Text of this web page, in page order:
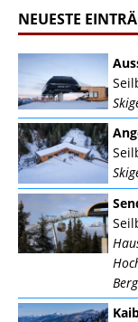
NEUESTE